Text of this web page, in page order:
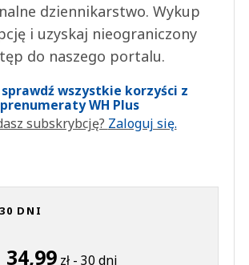
dziennikarstwo. Wykup
i uzyskaj nieograniczony
do naszego portalu.
wszystkie korzyści z
prenumeraty WH Plus
subskrybcję? Zaloguj się.
DNI
34,99 zł - 30 dni